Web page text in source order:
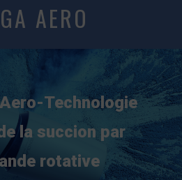
AERO
Technologie
la succion par
rotative